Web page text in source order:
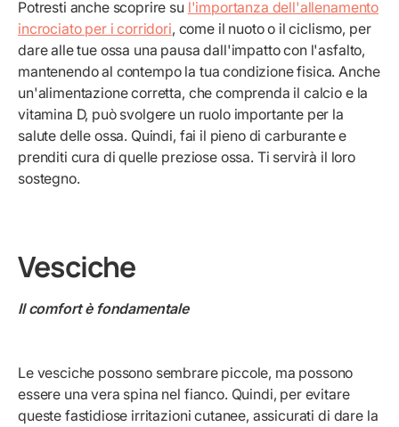
Potresti anche scoprire su l'importanza dell'allenamento
incrociato per i corridori, come il nuoto o il ciclismo, per
dare alle tue ossa una pausa dall'impatto con l'asfalto,
mantenendo al contempo la tua condizione fisica. Anche
un'alimentazione corretta, che comprenda il calcio e la
vitamina D, può svolgere un ruolo importante per la
salute delle ossa. Quindi, fai il pieno di carburante e
prenditi cura di quelle preziose ossa. Ti servirà il loro
sostegno.
Vesciche
Il comfort è fondamentale
Le vesciche possono sembrare piccole, ma possono
essere una vera spina nel fianco. Quindi, per evitare
queste fastidiose irritazioni cutanee, assicurati di dare la